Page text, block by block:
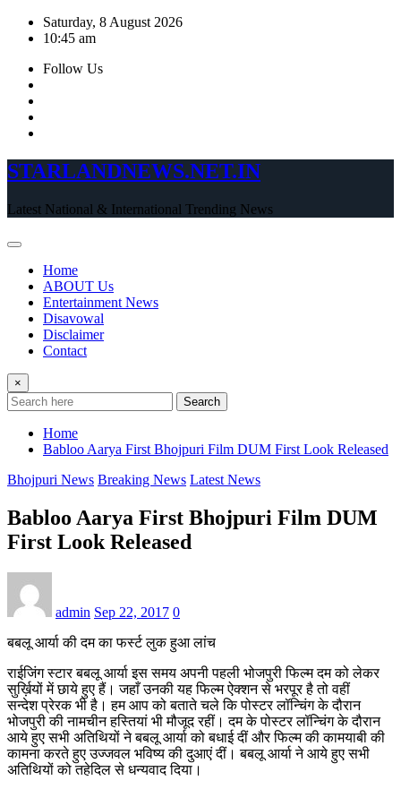
Skip
Saturday, 8 August 2026
10:45 am
Follow Us
STARLANDNEWS.NET.IN
Latest National & International Trending News
Home
ABOUT Us
Entertainment News
Disavowal
Disclaimer
Contact
×
Search
Home
Babloo Aarya First Bhojpuri Film DUM First Look Released
Bhojpuri News Breaking News Latest News
Babloo Aarya First Bhojpuri Film DUM
First Look Released
admin Sep 22, 2017 0
बबलू आर्या की दम का फर्स्ट लुक हुआ लांच
राईजिंग स्टार बबलू आर्या इस समय अपनी पहली भोजपुरी फिल्म दम को लेकर
सुर्ख़ियों में छाये हुए हैं। जहाँ उनकी यह फिल्म ऐक्शन से भरपूर है तो वहीं
सन्देश प्रेरक भी है। हम आप को बताते चले कि पोस्टर लॉन्चिंग के दौरान
भोजपुरी की नामचीन हस्तियां भी मौजूद रहीं। दम के पोस्टर लॉन्चिंग के दौरान
आये हुए सभी अतिथियों ने बबलू आर्या को बधाई दीं और फिल्म की कामयाबी की
कामना करते हुए उज्जवल भविष्य की दुआएं दीं। बबलू आर्या ने आये हुए सभी
अतिथियों को तहेदिल से धन्यवाद दिया।